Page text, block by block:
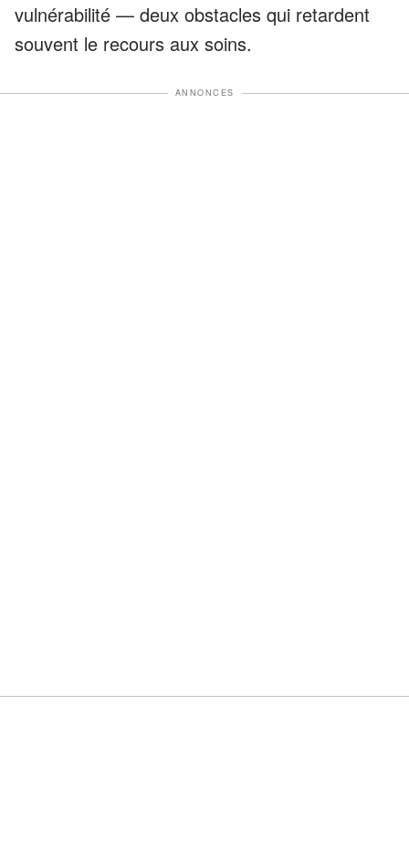
vulnérabilité — deux obstacles qui retardent
souvent le recours aux soins.
ANNONCES